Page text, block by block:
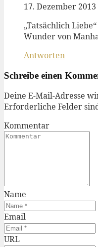
17. Dezember
„Tatsächlich
Wunder von
Antworten
Schreibe einen
Deine E-Mail-Adresse
Erforderliche Felder
Kommentar
Name
Email
URL